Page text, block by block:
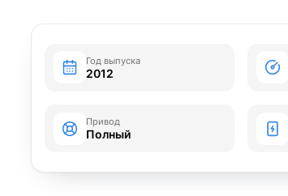
Год выпуска
2012
Привод
Полный